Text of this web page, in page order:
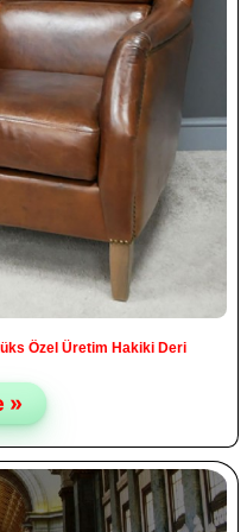
Özel Üretim Hakiki Deri
»